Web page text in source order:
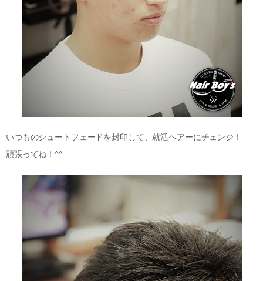
いつものシュートフェードを封印して、就活ヘアーにチェンジ！
頑張ってね！^^